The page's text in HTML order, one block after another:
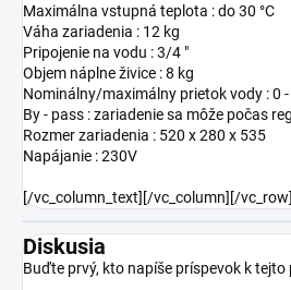
Maximálna vstupná teplota : do 30 °C
Váha zariadenia : 12 kg
Pripojenie na vodu : 3/4 "
Objem náplne živice : 8 kg
Nominálny/maximálny prietok vody : 0
By - pass : zariadenie sa môže počas
Rozmer zariadenia : 520 x 280 x 535
Napájanie : 230V
[/vc_column_text][/vc_column][/vc_row]
Diskusia
Buďte prvý, kto napíše príspevok k tejto